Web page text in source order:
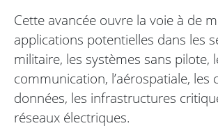
Cette avancée ouvre la voie à de
applications potentielles dans les
militaire, les systèmes sans pilote,
communication, l’aérospatiale, les
données, les infrastructures
réseaux électriques.